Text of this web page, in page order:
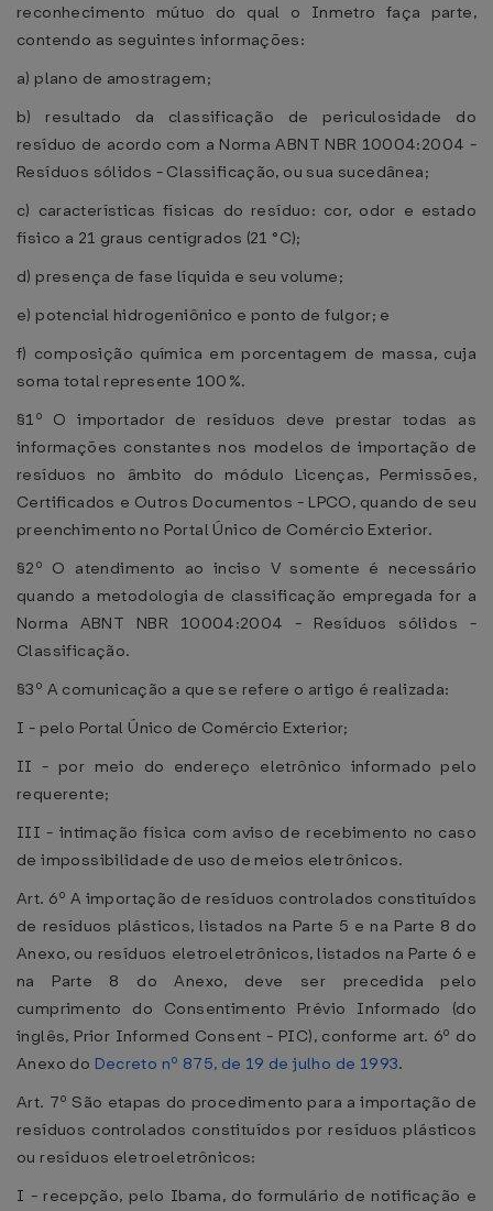
reconhecimento mútuo do qual o Inmetro faça parte,
contendo as seguintes informações:
a) plano de amostragem;
b) resultado da classificação de periculosidade do
resíduo de acordo com a Norma ABNT NBR 10004:2004 -
Resíduos sólidos - Classificação, ou sua sucedânea;
c) características físicas do resíduo: cor, odor e estado
físico a 21 graus centígrados (21 °C);
d) presença de fase líquida e seu volume;
e) potencial hidrogeniônico e ponto de fulgor; e
f) composição química em porcentagem de massa, cuja
soma total represente 100%.
§1º O importador de resíduos deve prestar todas as
informações constantes nos modelos de importação de
resíduos no âmbito do módulo Licenças, Permissões,
Certificados e Outros Documentos - LPCO, quando de seu
preenchimento no Portal Único de Comércio Exterior.
§2º O atendimento ao inciso V somente é necessário
quando a metodologia de classificação empregada for a
Norma ABNT NBR 10004:2004 - Resíduos sólidos -
Classificação.
§3º A comunicação a que se refere o artigo é realizada:
I - pelo Portal Único de Comércio Exterior;
II - por meio do endereço eletrônico informado pelo
requerente;
III - intimação física com aviso de recebimento no caso
de impossibilidade de uso de meios eletrônicos.
Art. 6º A importação de resíduos controlados constituídos
de resíduos plásticos, listados na Parte 5 e na Parte 8 do
Anexo, ou resíduos eletroeletrônicos, listados na Parte 6 e
na Parte 8 do Anexo, deve ser precedida pelo
cumprimento do Consentimento Prévio Informado (do
inglês, Prior Informed Consent - PIC), conforme art. 6º do
Anexo do Decreto nº 875, de 19 de julho de 1993.
Art. 7º São etapas do procedimento para a importação de
resíduos controlados constituídos por resíduos plásticos
ou resíduos eletroeletrônicos:
I - recepção, pelo Ibama, do formulário de notificação e